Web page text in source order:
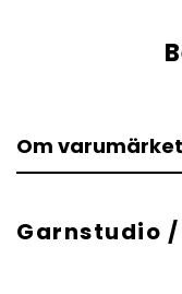
Om varumärket
Garnstudio /